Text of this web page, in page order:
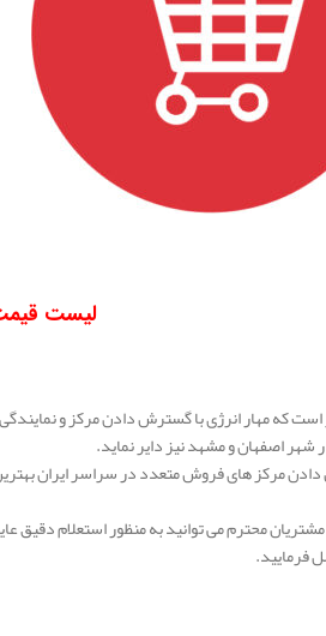
لیست
که مهار انرژی با گسترش دادن مرکز و
شهر اصفهان و مشهد نیز دایر نماید.
دادن مرکز های فروش متعدد در سراسر ایران
محترم می توانید به منظور استعلام دقیق
فرمایید.